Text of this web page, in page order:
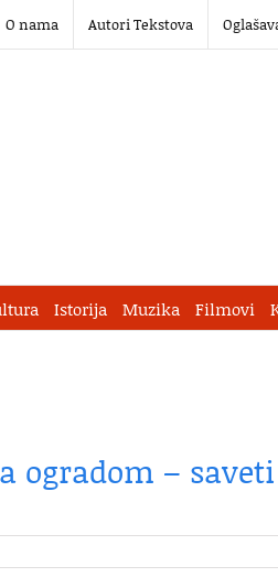
O nama Autori Tekstova
Istorija Muzika Filmovi
ogradom –